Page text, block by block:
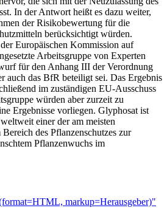
In der Antwort heißt es dazu weiter,
der Risikobewertung für die
berücksichtigt würden.
Europäischen Kommission auf
Arbeitsgruppe von Experten
für den Anhang III der Verordnung
auch das BfR beteiligt sei. Das Ergebnis
im zuständigen EU-Ausschuss
würden aber zurzeit zu
Ergebnisse vorliegen. Glyphosat ist
einer der am meisten
des Pflanzenschutzes zur
Pflanzenwuchs im
markup=Herausgeber)"